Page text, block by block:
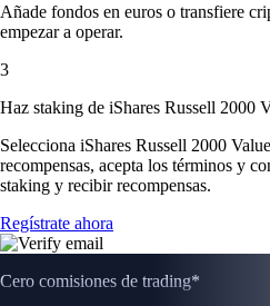
Añade fondos en euros o transfiere
empezar a operar.
3
Haz staking de iShares Russell 2000
Selecciona iShares Russell 2000
recompensas, acepta los términos y
staking y recibir recompensas.
Regístrate ahora
Cero comisiones de trading*